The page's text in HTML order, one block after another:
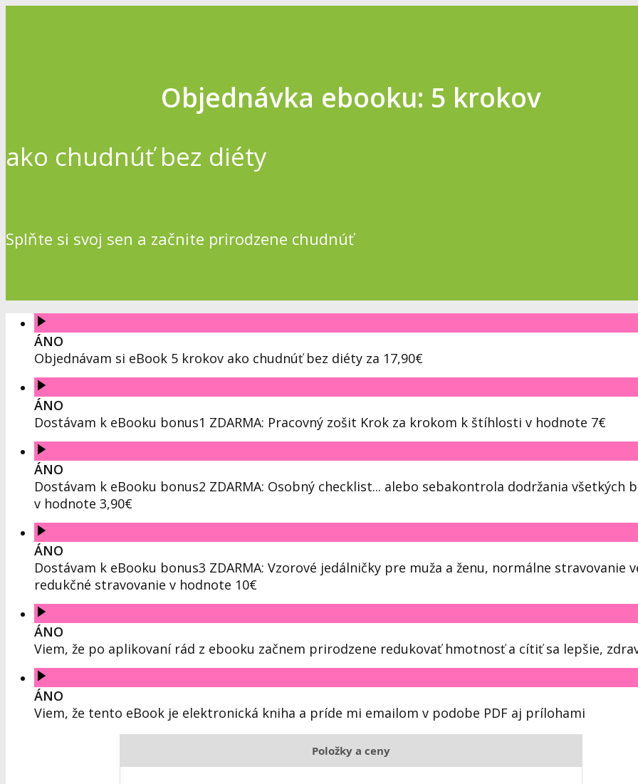
Objednávka ebooku: 5 krokov
ako chudnúť bez diéty
Splňte si svoj sen a začnite prirodzene chudnúť
ÁNO
Objednávam si eBook 5 krokov ako chudnúť bez diéty za 17,90€
ÁNO
Dostávam k eBooku bonus1 ZDARMA: Pracovný zošit Krok za krokom k štíhlosti v hodnote 7€
ÁNO
Dostávam k eBooku bonus2 ZDARMA: Osobný checklist... alebo sebakontrola dodržania všetkých
v hodnote 3,90€
ÁNO
Dostávam k eBooku bonus3 ZDARMA: Vzorové jedálničky pre muža a ženu, normálne stravovanie
redukčné stravovanie v hodnote 10€
ÁNO
Viem, že po aplikovaní rád z ebooku začnem prirodzene redukovať hmotnosť a cítiť sa lepšie,
ÁNO
Viem, že tento eBook je elektronická kniha a príde mi emailom v podobe PDF aj prílohami
Položky a ceny